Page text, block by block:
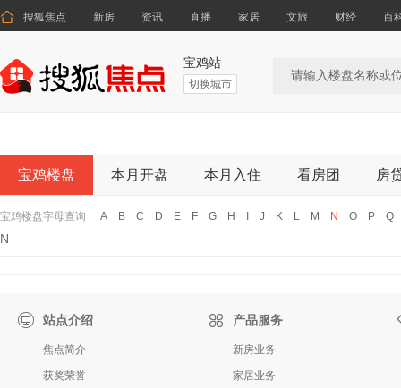
 搜狐焦点 新房 资讯 直播 家居 文旅 财经 百
宝鸡站
切换城市
宝鸡楼盘 本月开盘 本月入住 看房团 房
宝鸡楼盘字母查询 A B C D E F G H J K L M N O P Q
N
站点介绍
焦点简介
获奖荣誉
 产品服务
新房业务
家居业务